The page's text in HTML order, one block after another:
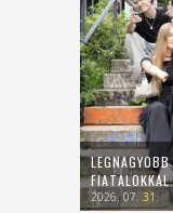
2026. 07. 31.